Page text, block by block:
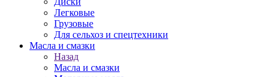
Легковые
Грузовые
Для сельхоз и спецтехники
Масла и смазки
Назад
Масла и смазки